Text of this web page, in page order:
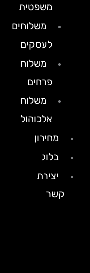
משפטית
משלוחים
לעסקים
משלוח
פרחים
משלוח
אלכוהול
מחירון
בלוג
יצירת
קשר